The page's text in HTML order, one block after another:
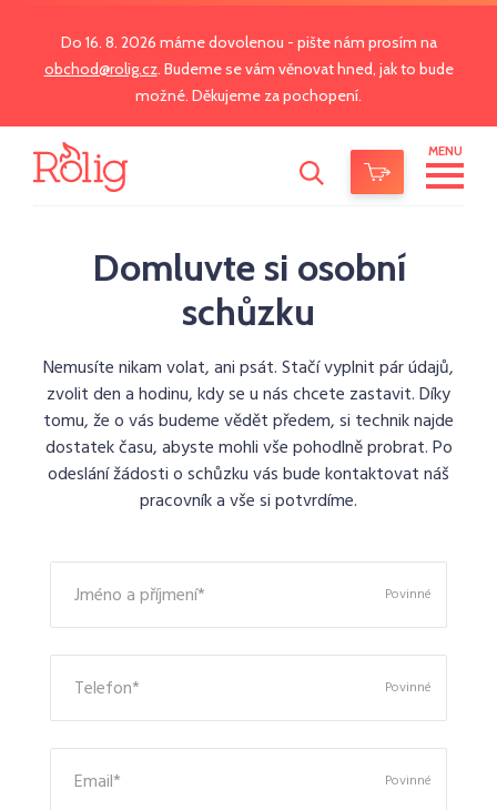
Do 16. 8. 2026 máme dovolenou - pište nám prosím na
obchod@rolig.cz. Budeme se vám věnovat hned, jak to bude
možné. Děkujeme za pochopení.
MENU
Domluvte si osobní
schůzku
Nemusíte nikam volat, ani psát. Stačí vyplnit pár údajů,
zvolit den a hodinu, kdy se u nás chcete zastavit. Díky
tomu, že o vás budeme vědět předem, si technik najde
dostatek času, abyste mohli vše pohodlně probrat. Po
odeslání žádosti o schůzku vás bude kontaktovat náš
pracovník a vše si potvrdíme.
Jméno a příjmení* Povinné
Telefon* Povinné
Email* Povinné